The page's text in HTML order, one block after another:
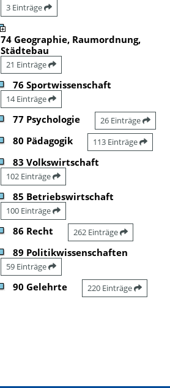
3 Einträge
74 Geographie, Raumordnung,
Städtebau
21 Einträge
76 Sportwissenschaft
14 Einträge
77 Psychologie 26 Einträge
80 Pädagogik 113 Einträge
83 Volkswirtschaft
102 Einträge
85 Betriebswirtschaft
100 Einträge
86 Recht 262 Einträge
89 Politikwissenschaften
59 Einträge
90 Gelehrte 220 Einträge